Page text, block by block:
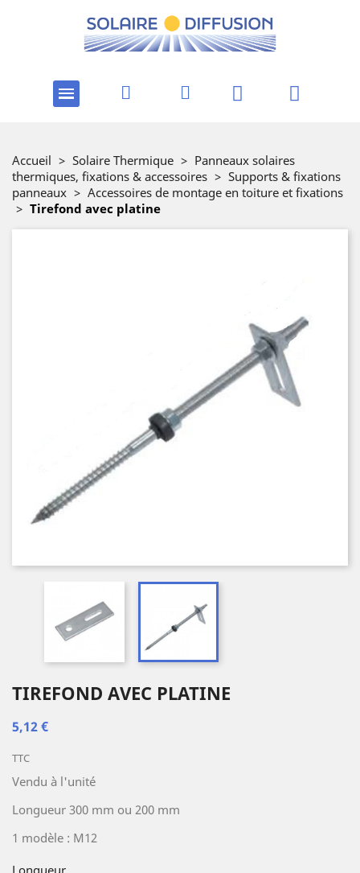
Accueil > Solaire Thermique > Panneaux solaires
thermiques, fixations & accessoires > Supports & fixations
panneaux > Accessoires de montage en toiture et fixations
> Tirefond avec platine
TIREFOND AVEC PLATINE
5,12 €
TTC
Vendu à l'unité
Longueur 300 mm ou 200 mm
1 modèle : M12